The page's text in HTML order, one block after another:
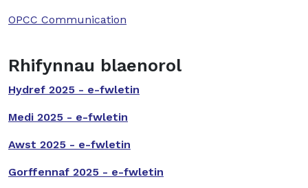
OPCC Communication
Rhifynnau blaenorol
Hydref 2025 - e-fwletin
Medi 2025 - e-fwletin
Awst 2025 - e-fwletin
Gorffennaf 2025 - e-fwletin